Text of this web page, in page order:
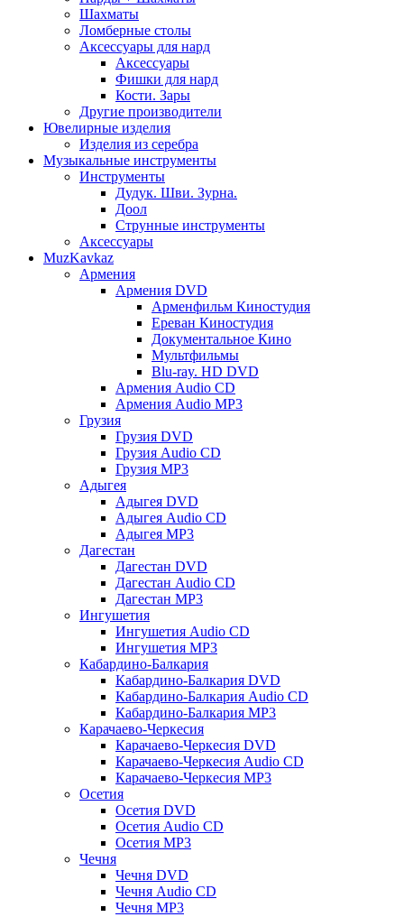
Шахматы
Ломберные столы
Аксессуары для нард
Аксессуары
Фишки для нард
Кости. Зары
Другие производители
Ювелирные изделия
Изделия из серебра
Музыкальные инструменты
Инструменты
Дудук. Шви. Зурна.
Доол
Струнные инструменты
Аксессуары
MuzKavkaz
Армения
Армения DVD
Арменфильм Киностудия
Ереван Киностудия
Документальное Кино
Мультфильмы
Blu-ray. HD DVD
Армения Audio CD
Армения Audio MP3
Грузия
Грузия DVD
Грузия Audio CD
Грузия MP3
Адыгея
Адыгея DVD
Адыгея Audio CD
Адыгея MP3
Дагестан
Дагестан DVD
Дагестан Audio CD
Дагестан MP3
Ингушетия
Ингушетия Audio CD
Ингушетия MP3
Кабардино-Балкария
Кабардино-Балкария DVD
Кабардино-Балкария Audio CD
Кабардино-Балкария MP3
Карачаево-Черкесия
Карачаево-Черкесия DVD
Карачаево-Черкесия Audio CD
Карачаево-Черкесия MP3
Осетия
Осетия DVD
Осетия Audio CD
Осетия MP3
Чечня
Чечня DVD
Чечня Audio CD
Чечня MP3